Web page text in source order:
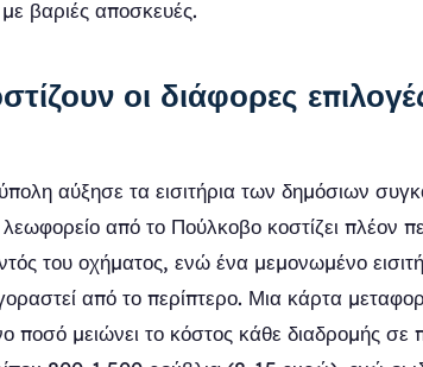
βαριές αποσκευές.
οι διάφορες
αύξησε τα εισιτήρια των δημόσιων
λεωφορείο από το Πούλκοβο κοστίζει πλέον
του οχήματος, ενώ ένα μεμονωμένο
από το περίπτερο. Μια κάρτα
ποσό μειώνει το κόστος κάθε διαδρομής σε